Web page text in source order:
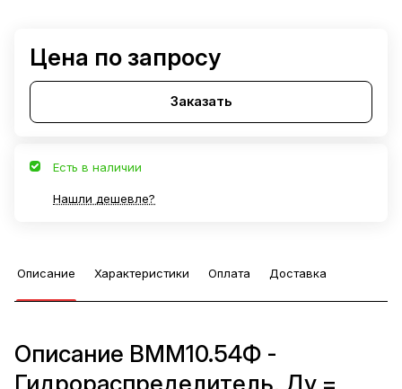
Цена по запросу
Заказать
Есть в наличии
Нашли дешевле?
Описание Характеристики Оплата Доставка
Описание ВММ10.54Ф -
Гидрораспределитель, Ду =